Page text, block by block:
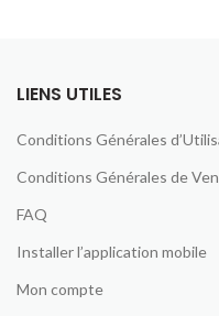
LIENS UTILES
Conditions Générales
Conditions Générales de
FAQ
Installer l’application mobile
Mon compte